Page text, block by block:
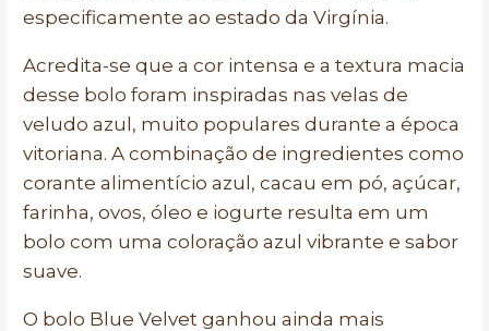
especificamente ao estado da Virgínia.
Acredita-se que a cor intensa e a textura macia
desse bolo foram inspiradas nas velas de
veludo azul, muito populares durante a época
vitoriana. A combinação de ingredientes como
corante alimentício azul, cacau em pó, açúcar,
farinha, ovos, óleo e iogurte resulta em um
bolo com uma coloração azul vibrante e sabor
suave.
O bolo Blue Velvet ganhou ainda mais